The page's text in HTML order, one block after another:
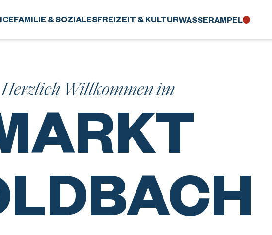
FAMILIE & SOZIALESFREIZEIT & KULTURWASSER­AMPEL
Herzlich Willkommen im